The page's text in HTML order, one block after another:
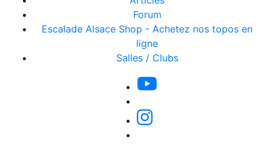
Forum
Escalade Alsace Shop - Achetez nos topos en
ligne
Salles / Clubs